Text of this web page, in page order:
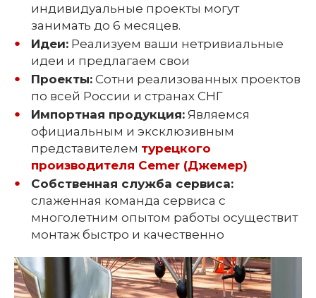
индивидуальные проекты могут
занимать до 6 месяцев.
Идеи: Реализуем ваши нетривиальные
идеи и предлагаем свои
Проекты: Сотни реализованных проектов
по всей России и странах СНГ
Импортная продукция: Являемся
официальным и эксклюзивным
представителем турецкого
производителя Сemer (Джемер)
Собственная служба сервиса:
слаженная команда сервиса с
многолетним опытом работы осуществит
монтаж быстро и качественно